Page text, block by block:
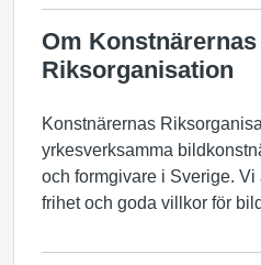
Om Konstnärernas
Riksorganisation
Konstnärernas
yrkesverksamma
och formgivare i Sverige. Vi
frihet och goda villkor för